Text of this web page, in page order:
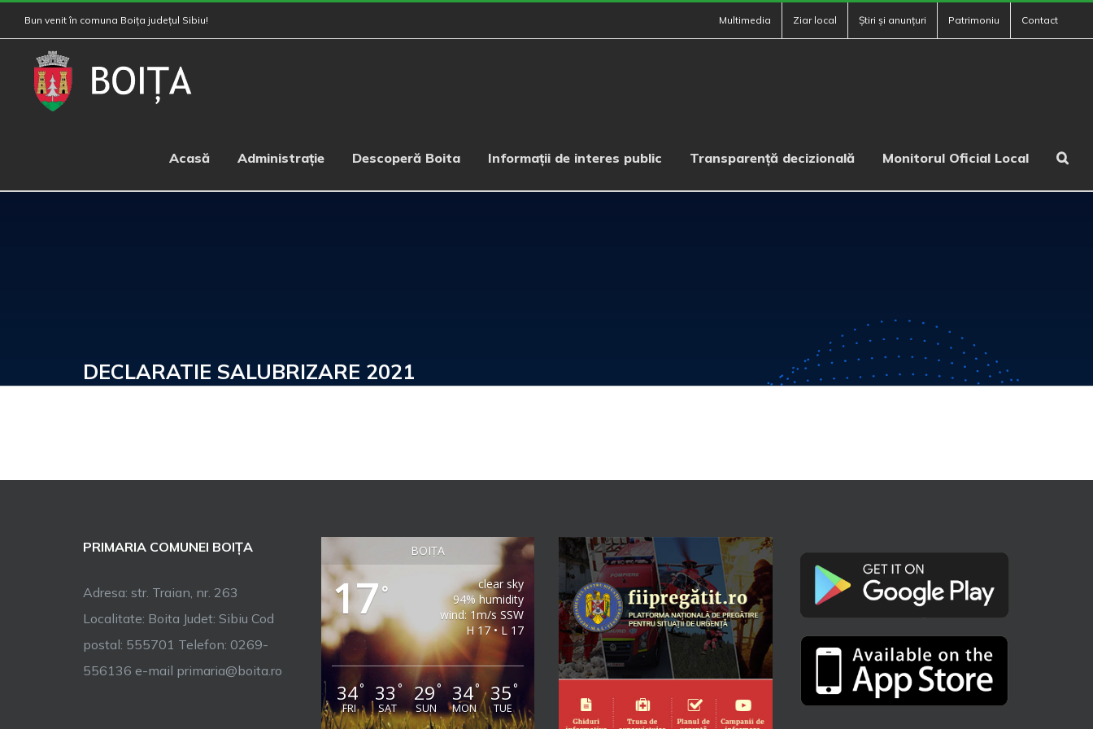
to
content
Bun venit în comuna Boița județul Sibiu! Multimedia Ziar local Știri și anunțuri Patrimoniu Contact
Acasă Administrație Descoperă Boita Informații de interes public Transparență decizională Monitorul Oficial Local
DECLARATIE SALUBRIZARE 2021
PRIMARIA COMUNEI BOIȚA
Adresa: str. Traian, nr. 263
Localitate: Boita Judet: Sibiu Cod
postal: 555701 Telefon: 0269-
556136 e-mail primaria@boita.ro
BOIȚA
17°
clear sky
94% humidity
wind: 1m/s SSW
H 17 • L 17
34°
FRI
33°
SAT
29°
SUN
34°
MON
35°
TUE